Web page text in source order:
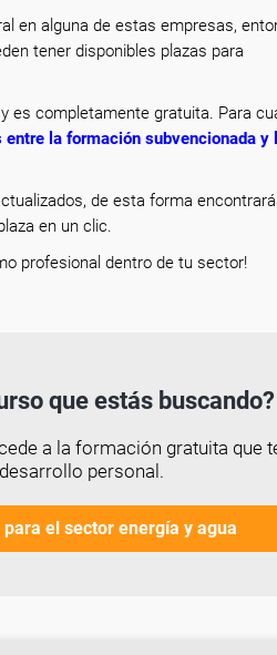
en alguna de estas empresas,
tener disponibles plazas para
es completamente gratuita. Para
entre la formación subvencionada y
de esta forma
en un clic.
profesional dentro de tu sector!
que estás buscando?
a la formación gratuita que
personal.
el sector energía y agua